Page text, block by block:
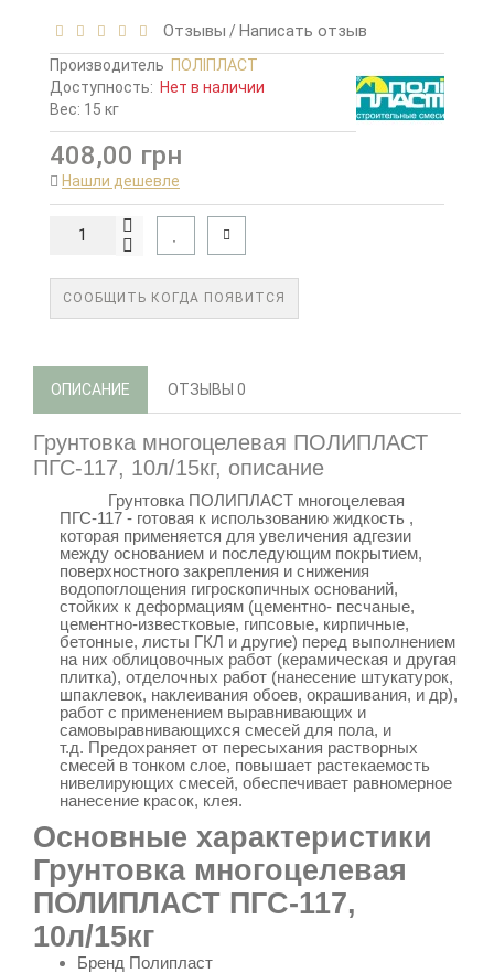
Отзывы /Написать отзыв
Производитель ПОЛІПЛАСТ
Доступность: Нет в наличии
Вес: 15 кг
408,00 грн
Нашли дешевле
СООБЩИТЬ КОГДА ПОЯВИТСЯ
ОПИСАНИЕ ОТЗЫВЫ 0
Грунтовка многоцелевая ПОЛИПЛАСТ
ПГС-117, 10л/15кг, описание
Грунтовка ПОЛИПЛАСТ многоцелевая
ПГС-117 - готовая к использованию жидкость ,
которая применяется для увеличения адгезии
между основанием и последующим покрытием,
поверхностного закрепления и снижения
водопоглощения гигроскопичных оснований,
стойких к деформациям (цементно- песчаные,
цементно-известковые, гипсовые, кирпичные,
бетонные, листы ГКЛ и другие) перед выполнением
на них облицовочных работ (керамическая и другая
плитка), отделочных работ (нанесение штукатурок,
шпаклевок, наклеивания обоев, окрашивания, и др),
работ с применением выравнивающих и
самовыравнивающихся смесей для пола, и
т.д. Предохраняет от пересыхания растворных
смесей в тонком слое, повышает растекаемость
нивелирующих смесей, обеспечивает равномерное
нанесение красок, клея.
Основные характеристики
Грунтовка многоцелевая
ПОЛИПЛАСТ ПГС-117,
10л/15кг
Бренд Полипласт